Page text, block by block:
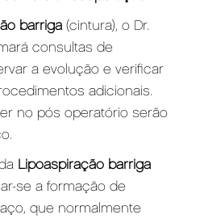
barriga (cintura), o Dr.
consultas de
a evolução e verificar
adicionais.
no pós operatório serão
Lipoaspiração barriga
se a formação de
que normalmente